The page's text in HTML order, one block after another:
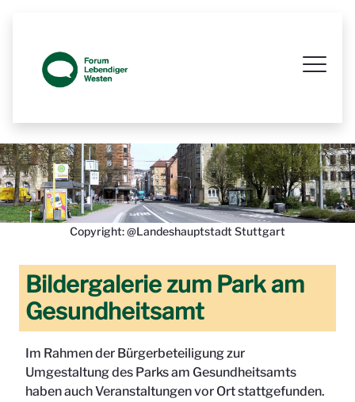
Copyright: @Landeshauptstadt Stuttgart
Bildergalerie zum Park am
Gesundheitsamt
Im Rahmen der Bürgerbeteiligung zur
Umgestaltung des Parks am Gesundheitsamts
haben auch Veranstaltungen vor Ort stattgefunden.